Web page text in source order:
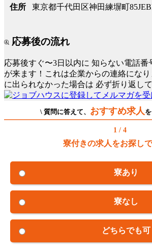
住所 東京都千代田区神田練塀町
応募後の流れ
応募後すぐ〜3日以内に 知らない電話番
が来ます！これは企業からの連絡にな
に出られなかった場合は 必ず折り返し
\ 質問に答えて、 おすすめ求人
1 / 4
寮付きの求人をお探し
寮あり
寮なし
どちらでも可